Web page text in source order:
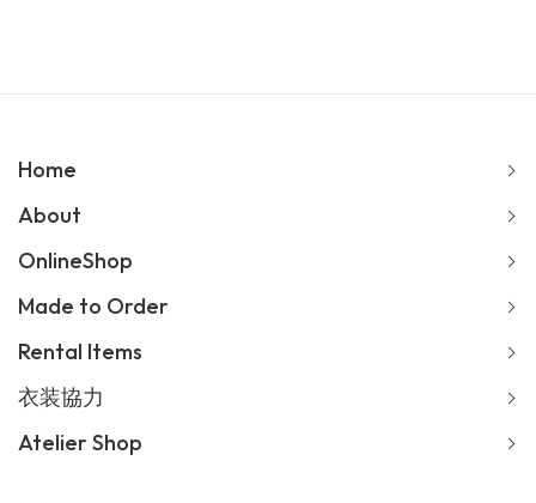
Home
About
OnlineShop
Made to Order
Rental Items
衣装協力
Atelier Shop